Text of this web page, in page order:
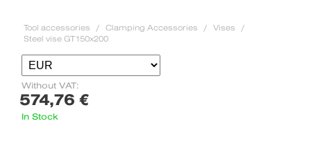
Tool accessories Clamping Accessories
Vises
Steel vise GT150x200
Without VAT:
574,76 €
In Stock